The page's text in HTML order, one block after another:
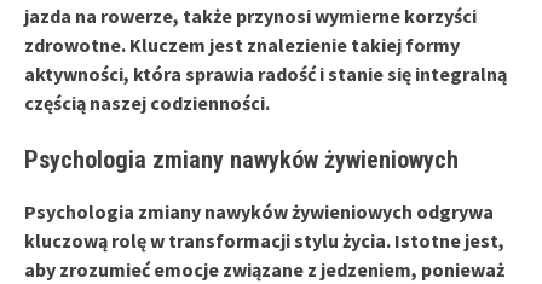
jazda na rowerze, także przynosi wymierne korzyści
zdrowotne. Kluczem jest znalezienie takiej formy
aktywności, która sprawia radość i stanie się integralną
częścią naszej codzienności.
Psychologia zmiany nawyków żywieniowych
Psychologia zmiany nawyków żywieniowych odgrywa
kluczową rolę w transformacji stylu życia. Istotne jest,
aby zrozumieć emocje związane z jedzeniem, ponieważ